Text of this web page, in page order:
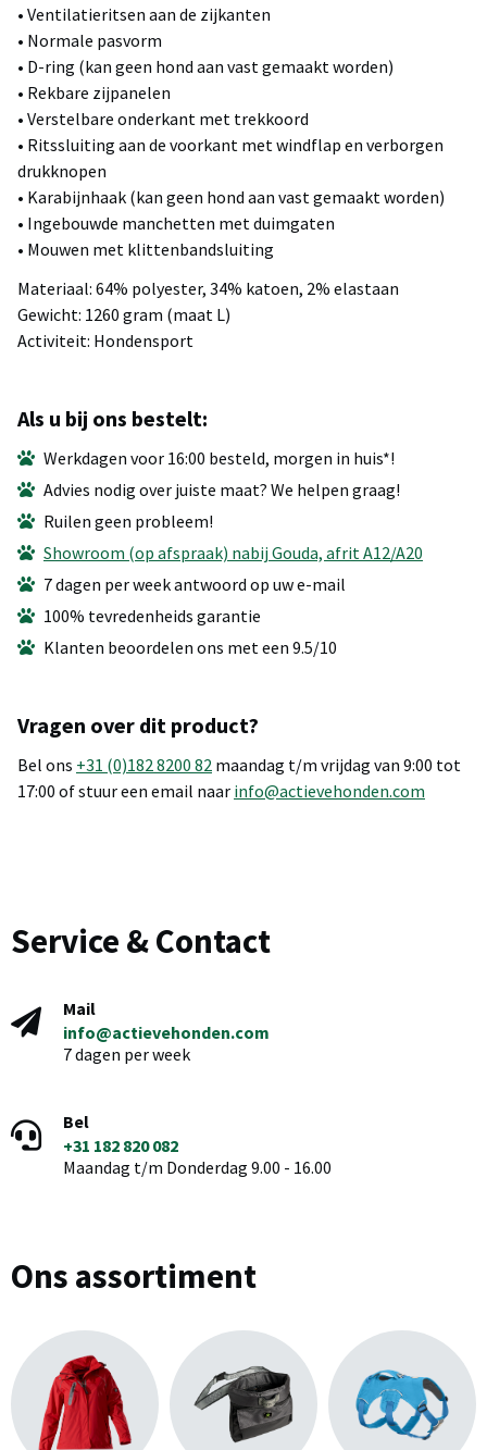
• Ventilatieritsen aan de zijkanten
• Normale pasvorm
• D-ring (kan geen hond aan vast gemaakt worden)
• Rekbare zijpanelen
• Verstelbare onderkant met trekkoord
• Ritssluiting aan de voorkant met windflap en verborgen
drukknopen
• Karabijnhaak (kan geen hond aan vast gemaakt worden)
• Ingebouwde manchetten met duimgaten
• Mouwen met klittenbandsluiting
Materiaal: 64% polyester, 34% katoen, 2% elastaan
Gewicht: 1260 gram (maat L)
Activiteit: Hondensport
Als u bij ons bestelt:
Werkdagen voor 16:00 besteld, morgen in huis*!
Advies nodig over juiste maat? We helpen graag!
Ruilen geen probleem!
Showroom (op afspraak) nabij Gouda, afrit A12/A20
7 dagen per week antwoord op uw e-mail
100% tevredenheids garantie
Klanten beoordelen ons met een 9.5/10
Vragen over dit product?
Bel ons +31 (0)182 8200 82 maandag t/m vrijdag van 9:00 tot
17:00 of stuur een email naar info@actievehonden.com
Service & Contact
Mail
info@actievehonden.com
7 dagen per week
Bel
+31 182 820 082
Maandag t/m Donderdag 9.00 - 16.00
Ons assortiment